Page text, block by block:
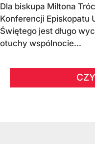
Dla biskupa Miltona
Konferencji Episkopatu
Świętego jest długo
otuchy wspólnocie...